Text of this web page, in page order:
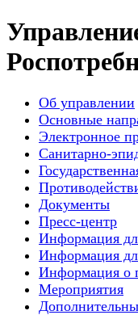
Об управлении
Основные
Электронное
Санитарно-
Документы
Пресс-центр
Информация
Информация
Информация о
Мероприятия